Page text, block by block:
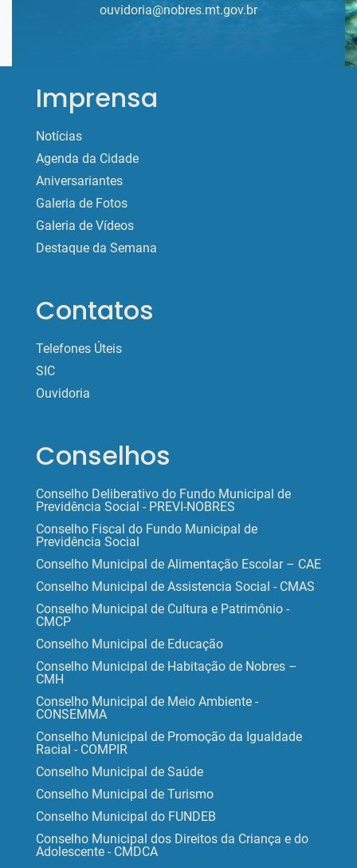
ouvidoria@nobres.mt.gov.br
Imprensa
Notícias
Agenda da Cidade
Aniversariantes
Galeria de Fotos
Galeria de Vídeos
Destaque da Semana
Contatos
Telefones Úteis
SIC
Ouvidoria
Conselhos
Conselho Deliberativo do Fundo Municipal de
Previdência Social - PREVI-NOBRES
Conselho Fiscal do Fundo Municipal de
Previdência Social
Conselho Municipal de Alimentação Escolar – CAE
Conselho Municipal de Assistencia Social - CMAS
Conselho Municipal de Cultura e Patrimônio -
CMCP
Conselho Municipal de Educação
Conselho Municipal de Habitação de Nobres –
CMH
Conselho Municipal de Meio Ambiente -
CONSEMMA
Conselho Municipal de Promoção da Igualdade
Racial - COMPIR
Conselho Municipal de Saúde
Conselho Municipal de Turismo
Conselho Municipal do FUNDEB
Conselho Municipal dos Direitos da Criança e do
Adolescente - CMDCA